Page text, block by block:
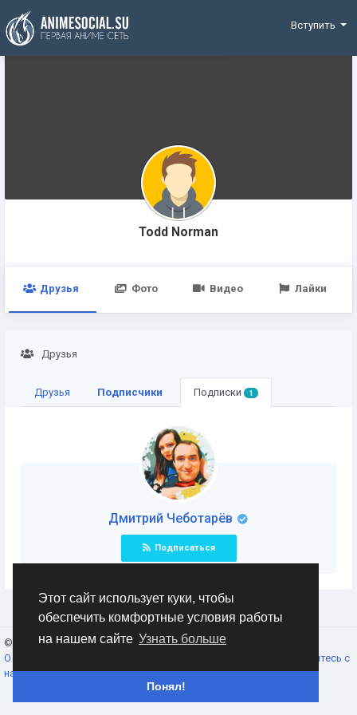
Этот сайт использует куки, чтобы
обеспечить комфортные условия работы
на нашем сайте Узнать больше
Понял!
Funding
Вступить
Todd Norman
Друзья Фото Видео Лайки
Друзья
Друзья Подписчики Подписки 1
Дмитрий Чеботарёв
Подписаться
© 2026 AnimeSocial.SU - Первая аниме сеть!
О нас
Свяжитесь с
нами
Каталог